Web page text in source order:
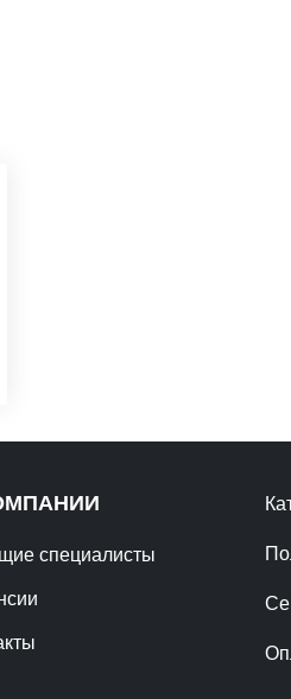
специалисты